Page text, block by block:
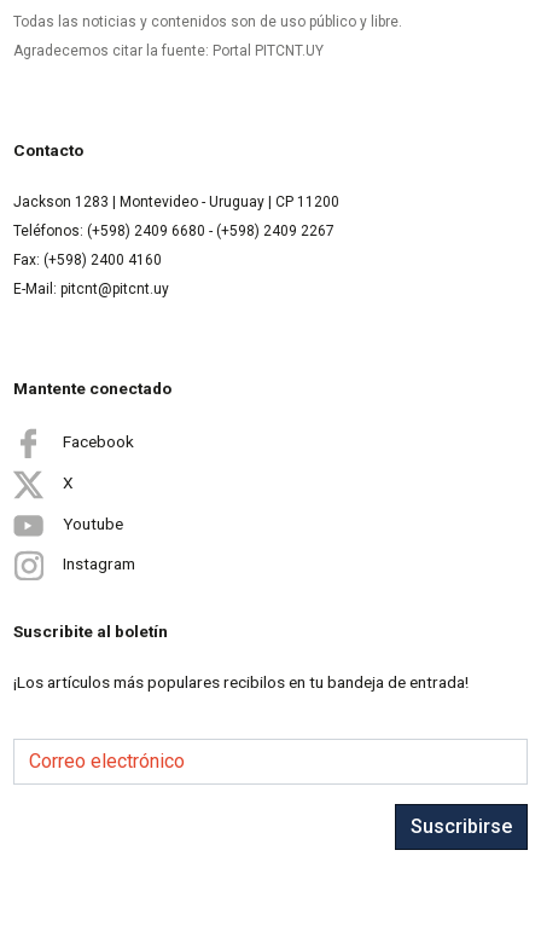
Todas las noticias y contenidos son de uso público y libre.
Agradecemos citar la fuente: Portal PITCNT.UY
Contacto
Jackson 1283 | Montevideo - Uruguay | CP 11200
Teléfonos: (+598) 2409 6680 - (+598) 2409 2267
Fax: (+598) 2400 4160
E-Mail: pitcnt@pitcnt.uy
Mantente conectado
Facebook
X
Youtube
Instagram
Suscribite al boletín
¡Los artículos más populares recibilos en tu bandeja de entrada!
Correo electrónico
Suscribirse